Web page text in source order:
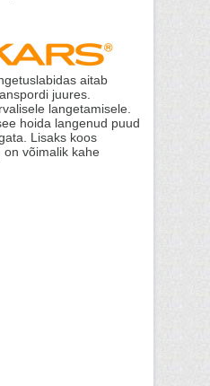
aitab
juures.
langetamisele.
hoida langenud puud
Lisaks koos
võimalik kahe